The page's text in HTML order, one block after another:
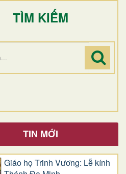
TÌM KIẾM
TIN MỚI
Giáo họ Trinh Vương: Lễ kính